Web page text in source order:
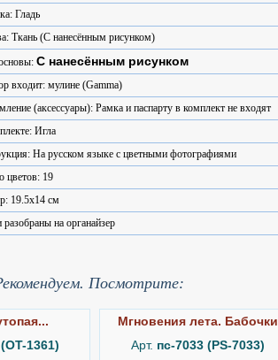
Гладь
Ткань (С нанесённым рисунком)
С нанесённым рисунком
входит: мулине (Gamma)
(аксессуары): Рамка и паспарту в комплект не входят
Игла
На русском языке с цветными фотографиями
цветов: 19
19.5x14 см
на органайзер
Посмотрите:
1361)
Мгновения лета. Бабочки
Арт. пс-7033 (PS-7033)